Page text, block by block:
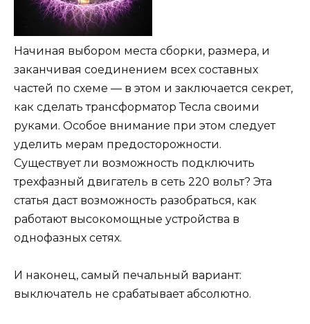
Начиная выбором места сборки, размера, и
заканчивая соединением всех составных
частей по схеме — в этом и заключается секрет,
как сделать трансформатор Тесла своими
руками. Особое внимание при этом следует
уделить мерам предосторожности.
Существует ли возможность подключить
трехфазный двигатель в сеть 220 вольт? Эта
статья даст возможность разобраться, как
работают высокомощные устройства в
однофазных сетях.
И наконец, самый печальный вариант:
выключатель не срабатывает абсолютно.